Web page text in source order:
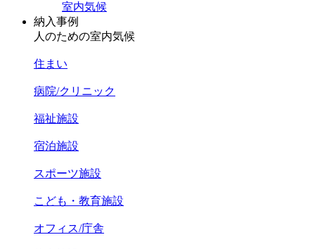
室内気候
納入事例
人のための室内気候
住まい
病院/クリニック
福祉施設
宿泊施設
スポーツ施設
こども・教育施設
オフィス/庁舎